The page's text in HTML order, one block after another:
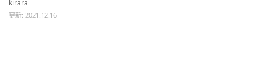
kirara
更新: 2021.12.16